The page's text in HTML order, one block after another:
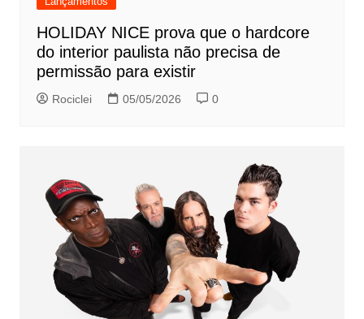
HOLIDAY NICE prova que o hardcore
do interior paulista não precisa de
permissão para existir
Rociclei 05/05/2026 0